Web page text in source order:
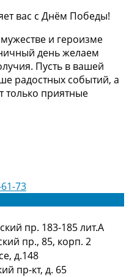
вас с Днём Победы!
и героизме
день желаем
Пусть в вашей
радостных событий, а
только приятные
73
пр. 183-185 лит.А
пр., 85, корп. 2
д.148
пр-кт, д. 65